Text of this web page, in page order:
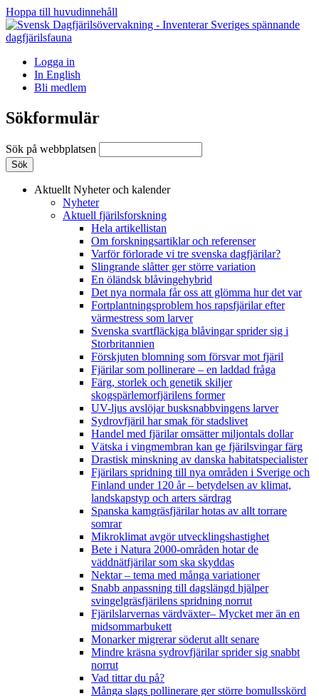
Hoppa till huvudinnehåll
Logga in
In English
Bli medlem
Sökformulär
Sök på webbplatsen
Aktuellt Nyheter och kalender
Nyheter
Aktuell fjärilsforskning
Hela artikellistan
Om forskningsartiklar och referenser
Varför förlorade vi tre svenska dagfjärilar?
Slingrande slåtter ger större variation
En öländsk blåvingehybrid
Det nya normala får oss att glömma hur det var
Fortplantningsproblem hos rapsfjärilar efter
värmestress som larver
Svenska svartfläckiga blåvingar sprider sig i
Storbritannien
Förskjuten blomning som försvar mot fjäril
Fjärilar som pollinerare – en laddad fråga
Färg, storlek och genetik skiljer
skogspärlemorfjärilens former
UV-ljus avslöjar busksnabbvingens larver
Sydrovfjäril har smak för stadslivet
Handel med fjärilar omsätter miljontals dollar
Vätska i vingmembran kan ge fjärilsvingar färg
Drastisk minskning av danska habitatspecialister
Fjärilars spridning till nya områden i Sverige och
Finland under 120 år– betydelsen av klimat,
landskapstyp och arters särdrag
Spanska kamgräsfjärilar hotas av allt torrare
somrar
Mikroklimat avgör utvecklingshastighet
Bete i Natura 2000-områden hotar de
väddnätfjärilar som ska skyddas
Nektar – tema med många variationer
Snabb anpassning till dagslängd hjälper
svingelgräsfjärilens spridning norrut
Fjärilslarvernas värdväxter– Mycket mer än en
midsommarbukett
Monarker migrerar söderut allt senare
Mindre kräsna sydrovfjärilar sprider sig snabbt
norrut
Vad tittar du på?
Många slags pollinerare ger större bomullsskörd